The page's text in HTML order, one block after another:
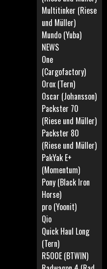
Multitinker (Riese
und Müller)
Mundo (Yuba)
NEWS
One
(Cargofactory)
Orox (Tern)
Oscar (Johansson)
Packster 70
(Riese und Müller)
Packster 80
(Riese und Müller)
PakYak E+
(Momentum)
Pony (Black Iron
Horse)
pro (Yoonit)
Qio
Quick Haul Long
(Tern)
R500E (BTWIN)